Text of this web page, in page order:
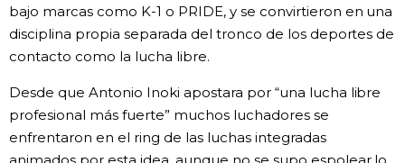
bajo marcas como K-1 o PRIDE, y se convirtieron en una
disciplina propia separada del tronco de los deportes de
contacto como la lucha libre.
Desde que Antonio Inoki apostara por “una lucha libre
profesional más fuerte” muchos luchadores se
enfrentaron en el ring de las luchas integradas